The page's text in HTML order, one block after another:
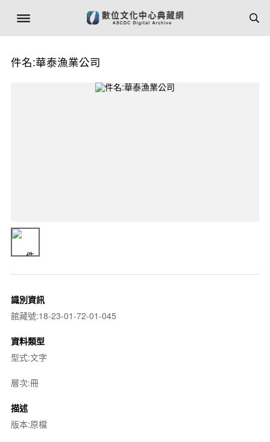
件名:華泰漁業公司
識別資訊
館藏號:18-23-01-72-01-045
資料類型
型式:文字
層次:冊
描述
版本:原檔